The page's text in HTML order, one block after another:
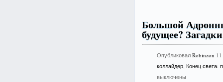
Большой
будущее?
ОпубликовалRobinzon
коллайдер,Конец света:
выключены